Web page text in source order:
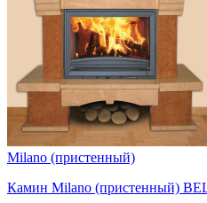
Milano (пристенный)
Камин Milano (пристенный)